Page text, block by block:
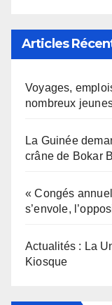
Articles
Voyages,
nombreux
La Guinée
crâne de Bokar
« Congés
s’envole,
Actualités : La
Kiosque